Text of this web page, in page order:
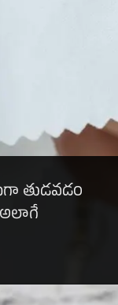
తుడవడం
అలాగే